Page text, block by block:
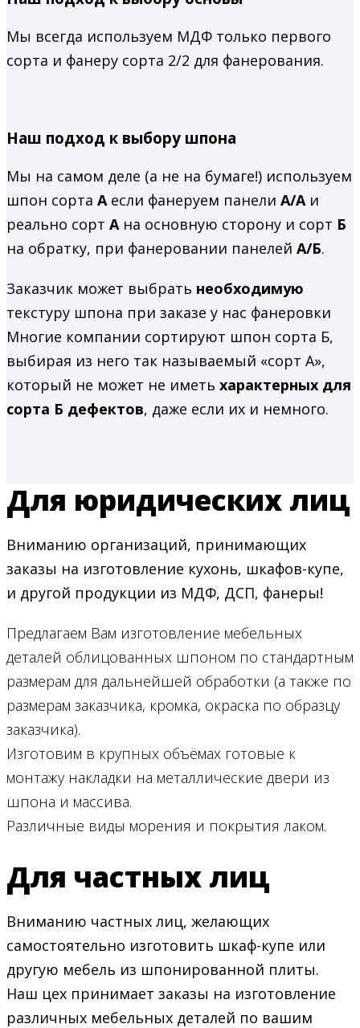
Мы всегда используем МДФ только первого
сорта и фанеру сорта 2/2 для фанерования.
Наш подход к выбору шпона
Мы на самом деле (а не на бумаге!) используем
шпон сорта Аесли фанеруем панели А/Аи
реально сорт Ана основную сторону и сорт Б
на обратку, при фанеровании панелей А/Б.
Заказчик может выбрать необходимую
текстуру шпона при заказе у нас фанеровки
Многие компании сортируют шпон сорта Б,
выбирая из него так называемый «сорт А»,
который не может не иметь характерных для
сорта Б дефектов, даже если их и немного.
Для юридических лиц
Вниманию организаций, принимающих
заказы на изготовление кухонь, шкафов-купе,
и другой продукции из МДФ, ДСП, фанеры!
Предлагаем Вам изготовление мебельных
деталей облицованных шпоном по стандартным
размерам для дальнейшей обработки (а также по
размерам заказчика, кромка, окраска по образцу
заказчика).
Изготовим в крупных объёмах готовые к
монтажу накладки на металлические двери из
шпона и массива.
Различные виды морения и покрытия лаком.
Для частных лиц
Вниманию частных лиц, желающих
самостоятельно изготовить шкаф-купе или
другую мебель из шпонированной плиты.
Наш цех принимает заказы на изготовление
различных мебельных деталей по вашим